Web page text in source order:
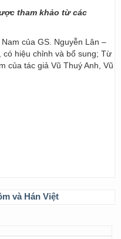
tham khảo từ các
của GS. Nguyễn Lân –
có hiệu chỉnh và bổ sung; Từ
của tác giả Vũ Thuý Anh, Vũ
và Hán Việt